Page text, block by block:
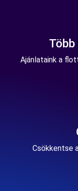
Ajánlataink a
Csökkentse